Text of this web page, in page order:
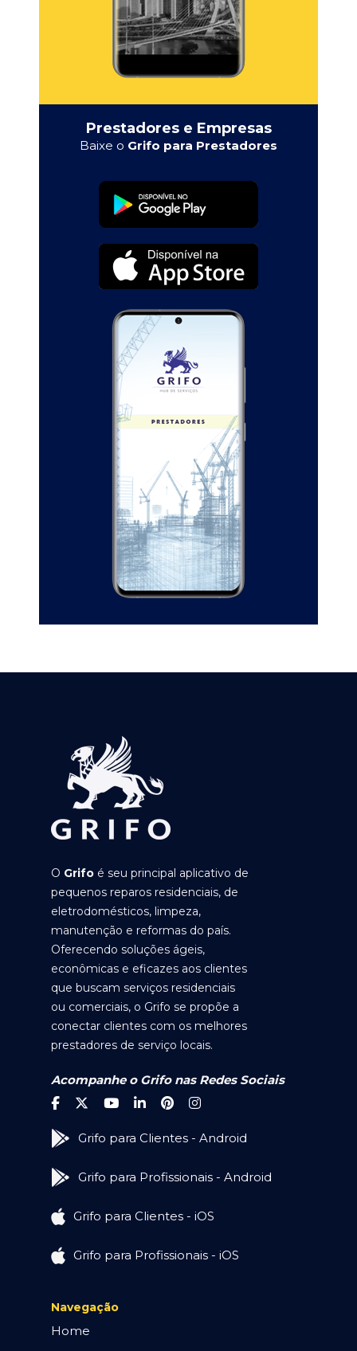
Prestadores e Empresas
Baixe o Grifo para Prestadores
O Grifo é seu principal aplicativo de
pequenos reparos residenciais, de
eletrodomésticos, limpeza,
manutenção e reformas do país.
Oferecendo soluções ágeis,
econômicas e eficazes aos clientes
que buscam serviços residenciais
ou comerciais, o Grifo se propõe a
conectar clientes com os melhores
prestadores de serviço locais.
Acompanhe o Grifo nas Redes Sociais
Grifo para Clientes - Android
Grifo para Profissionais - Android
Grifo para Clientes - iOS
Grifo para Profissionais - iOS
Navegação
Home